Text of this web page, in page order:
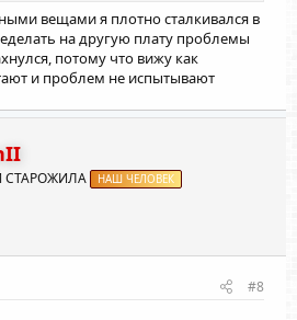
вещами я плотно сталкивался в
на другую плату проблемы
потому что вижу как
и проблем не испытывают
СТАРОЖИЛА НАШ ЧЕЛОВЕК
#8